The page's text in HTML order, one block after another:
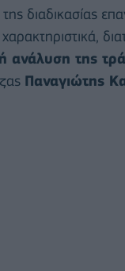
διαδικασίας
ανάλυση της
Παναγιώτης